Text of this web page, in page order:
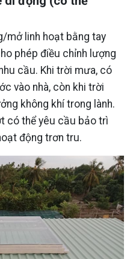
mở linh hoạt bằng tay
phép điều chỉnh lượng
cầu. Khi trời mưa, có
vào nhà, còn khi trời
không khí trong lành.
có thể yêu cầu bảo trì
động trơn tru.